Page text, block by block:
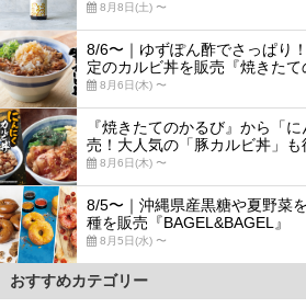
8月8日(土) 〜
8/6〜｜ゆずぽん酢でさっぱり
定のカルビ丼を販売『焼きたて
8月6日(木) 〜
『焼きたてのかるび』から「
売！大人気の「豚カルビ丼」も
8月6日(木) 〜
8/5〜｜沖縄県産黒糖や夏野菜
種を販売『BAGEL&BAGEL』
8月5日(水) 〜
おすすめカテゴリー